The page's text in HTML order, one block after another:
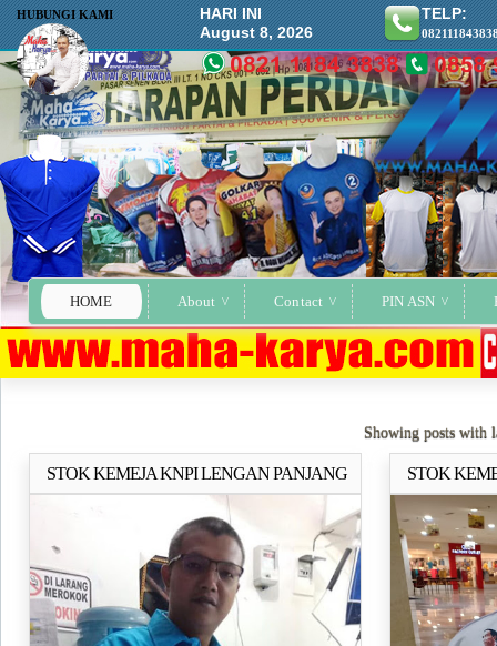
HOME About Contact PIN ASN
HUBUNGI KAMI
HARI INI
August 8, 2026
TELP:
Showing posts with
STOK KEMEJA KNPI LENGAN PANJANG
Selengkapnya..
STOK
PRESIDEN